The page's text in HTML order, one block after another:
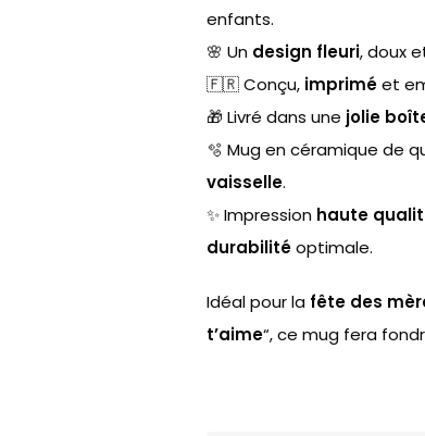
enfants.
🌸 Un design fleuri, doux
🇫🇷 Conçu, impriméet
🎁 Livré dans une jolie
🫧 Mug en céramique de
vaisselle.
✨ Impression haute
durabilitéoptimale.
Idéal pour la fête des
t’aime“, ce mug fera